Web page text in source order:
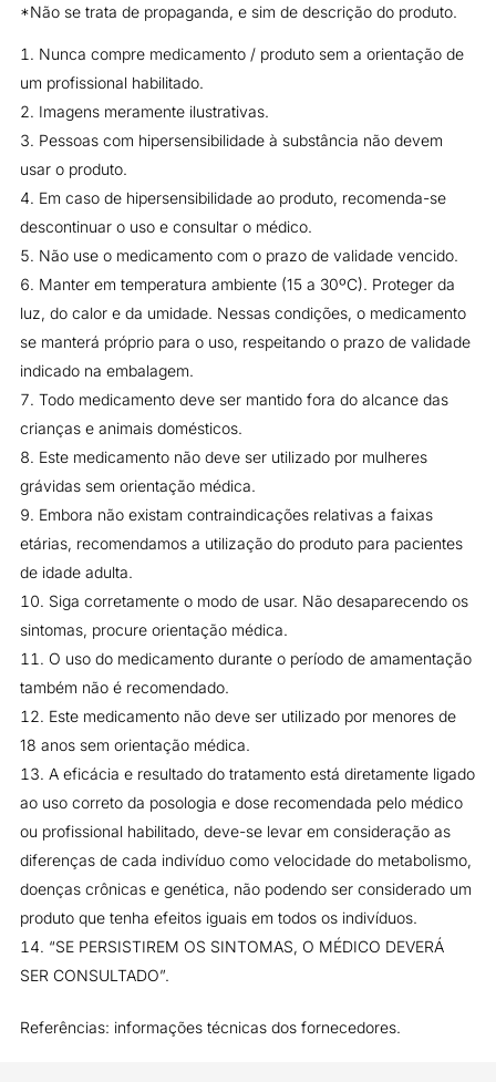
*Não se trata de propaganda, e sim de descrição do produto.
Nunca compre medicamento / produto sem a orientação de
um profissional habilitado.
Imagens meramente ilustrativas.
Pessoas com hipersensibilidade à substância não devem
usar o produto.
Em caso de hipersensibilidade ao produto, recomenda-se
descontinuar o uso e consultar o médico.
Não use o medicamento com o prazo de validade vencido.
Manter em temperatura ambiente (15 a 30ºC). Proteger da
luz, do calor e da umidade. Nessas condições, o medicamento
se manterá próprio para o uso, respeitando o prazo de validade
indicado na embalagem.
Todo medicamento deve ser mantido fora do alcance das
crianças e animais domésticos.
Este medicamento não deve ser utilizado por mulheres
grávidas sem orientação médica.
Embora não existam contraindicações relativas a faixas
etárias, recomendamos a utilização do produto para pacientes
de idade adulta.
Siga corretamente o modo de usar. Não desaparecendo os
sintomas, procure orientação médica.
O uso do medicamento durante o período de amamentação
também não é recomendado.
Este medicamento não deve ser utilizado por menores de
18 anos sem orientação médica.
A eficácia e resultado do tratamento está diretamente ligado
ao uso correto da posologia e dose recomendada pelo médico
ou profissional habilitado, deve-se levar em consideração as
diferenças de cada indivíduo como velocidade do metabolismo,
doenças crônicas e genética, não podendo ser considerado um
produto que tenha efeitos iguais em todos os indivíduos.
“SE PERSISTIREM OS SINTOMAS, O MÉDICO DEVERÁ
SER CONSULTADO”.
Referências: informações técnicas dos fornecedores.